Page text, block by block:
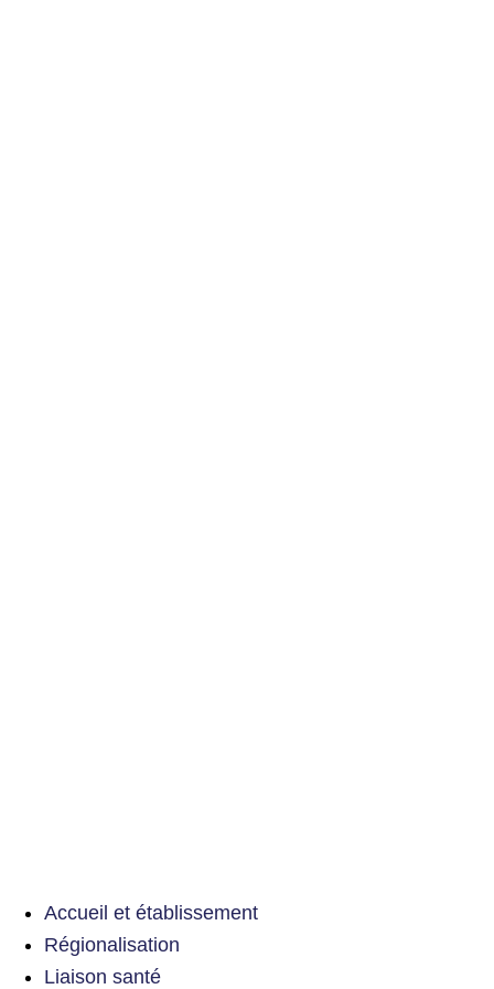
Accueil et établissement
Régionalisation
Liaison santé